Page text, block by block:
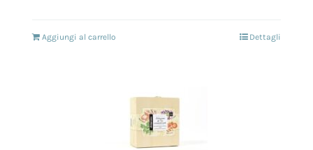
Aggiungi al carrello Dettagli